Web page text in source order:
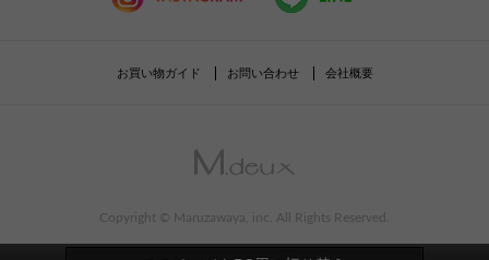
お買い物ガイド お問い合わせ 会社概要
Copyright © Maruzawaya, inc. All Rights Reserved.